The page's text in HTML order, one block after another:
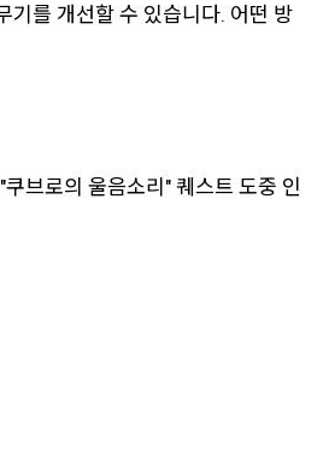
기를 개선할 수 있습니다. 어떤 방
브로의 울음소리" 퀘스트 도중 인